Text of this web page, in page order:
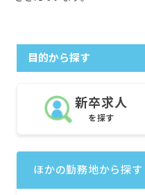
目的から探す
新卒求人
を探す
ほかの勤務地から探す